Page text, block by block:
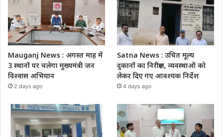
Mauganj News : अगस्त माह में
3 स्थानों पर चलेगा मुख्यमंत्री जन
विश्वास अभियान
2 days ago
Satna News : उचित मूल्य
दुकानों का निरीक्षण, व्यवस्थाओं को
लेकर दिए गए आवश्यक निर्देश
4 days ago